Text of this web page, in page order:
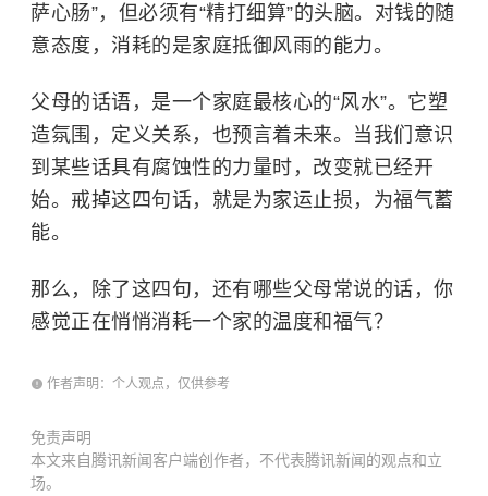
萨心肠”，但必须有“精打细算”的头脑。对钱的随
意态度，消耗的是家庭抵御风雨的能力。
父母的话语，是一个家庭最核心的“风水”。它塑
造氛围，定义关系，也预言着未来。当我们意识
到某些话具有腐蚀性的力量时，改变就已经开
始。戒掉这四句话，就是为家运止损，为福气蓄
能。
那么，除了这四句，还有哪些父母常说的话，你
感觉正在悄悄消耗一个家的温度和福气？
作者声明：个人观点，仅供参考
免责声明
本文来自腾讯新闻客户端创作者，不代表腾讯新闻的观点和立
场。